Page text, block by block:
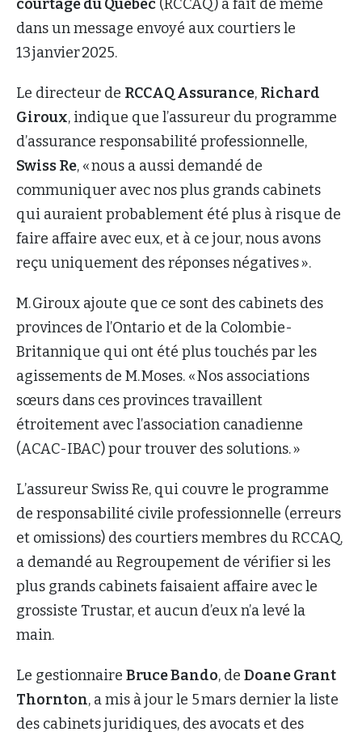
courtage du Québec (RCCAQ) a fait de même
dans un message envoyé aux courtiers le
13 janvier 2025.
Le directeur de RCCAQ Assurance, Richard
Giroux, indique que l’assureur du programme
d’assurance responsabilité professionnelle,
Swiss Re, « nous a aussi demandé de
communiquer avec nos plus grands cabinets
qui auraient probablement été plus à risque de
faire affaire avec eux, et à ce jour, nous avons
reçu uniquement des réponses négatives ».
M. Giroux ajoute que ce sont des cabinets des
provinces de l’Ontario et de la Colombie-
Britannique qui ont été plus touchés par les
agissements de M. Moses. « Nos associations
sœurs dans ces provinces travaillent
étroitement avec l’association canadienne
(ACAC-IBAC) pour trouver des solutions. »
L’assureur Swiss Re, qui couvre le programme
de responsabilité civile professionnelle (erreurs
et omissions) des courtiers membres du RCCAQ,
a demandé au Regroupement de vérifier si les
plus grands cabinets faisaient affaire avec le
grossiste Trustar, et aucun d’eux n’a levé la
main.
Le gestionnaire Bruce Bando, de Doane Grant
Thornton, a mis à jour le 5 mars dernier la liste
des cabinets juridiques, des avocats et des